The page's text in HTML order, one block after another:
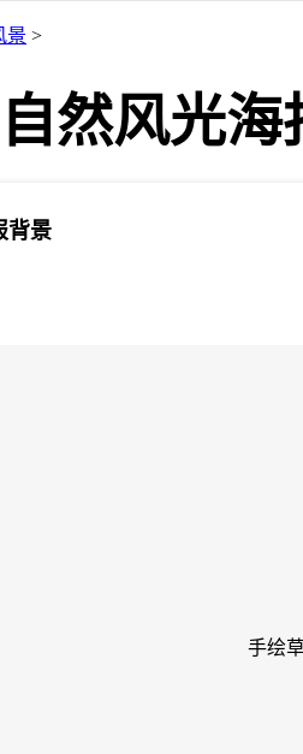
景 >
然风光海
背景